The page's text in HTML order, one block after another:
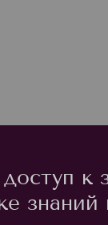
к